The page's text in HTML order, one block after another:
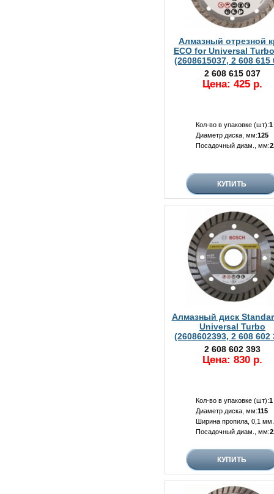
Алмазный отрезной
ECO for Universal
(2608615037, 2 608 615
2 608 615 037
Цена: 425 р.
Кол-во в упаковке (шт):1
Диаметр диска, мм:125
Посадочный диам., мм:
Алмазный диск
Universal Turbo
(2608602393, 2 608 602
2 608 602 393
Цена: 830 р.
Кол-во в упаковке (шт):1
Диаметр диска, мм:115
Ширина пропила, 0,1
Посадочный диам., мм: